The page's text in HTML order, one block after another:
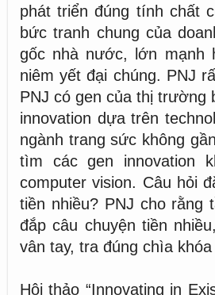
phát triển đúng tính chất
bức tranh chung của
gốc nhà nước, lớn mạnh
niêm yết đại chúng. PNJ
PNJ có gen của thị trường
innovation dựa trên
ngành trang sức không
tìm các gen innovation
computer vision. Câu hỏi
tiền nhiều? PNJ cho
đắp câu chuyện tiền
vân tay, tra đúng chìa
Hội thảo “Innovating in